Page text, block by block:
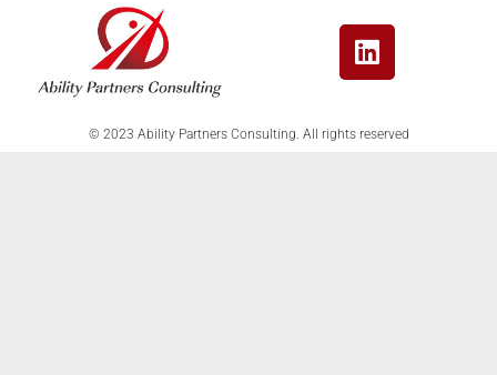
© 2023 Ability Partners Consulting. All rights reserved